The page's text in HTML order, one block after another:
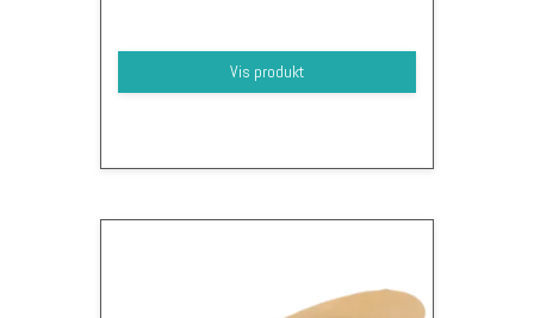
Vis produkt